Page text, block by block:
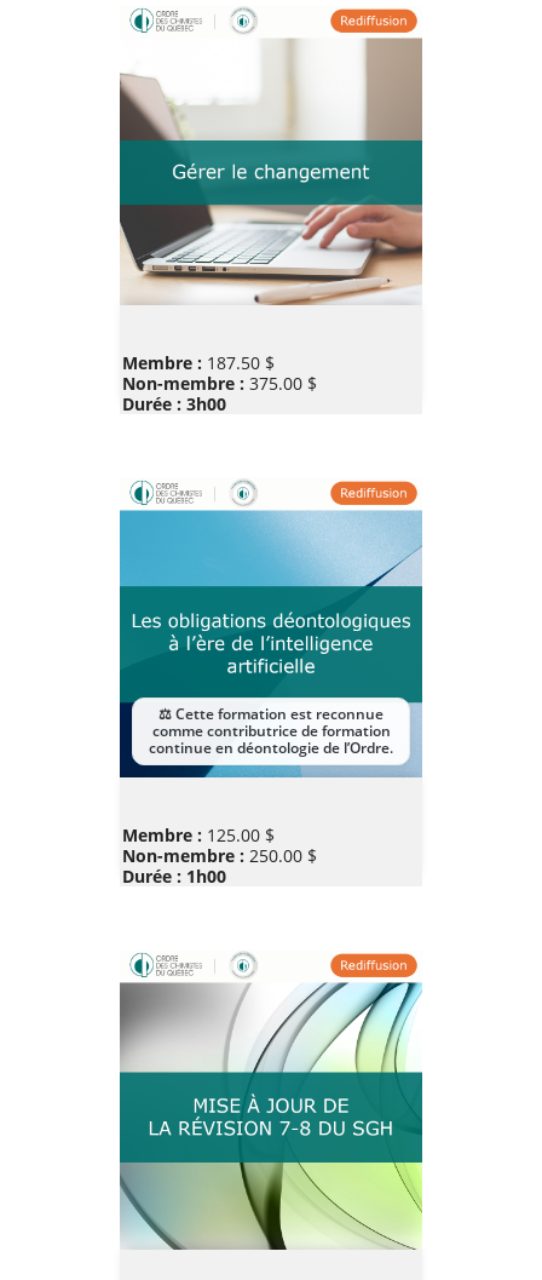
Prix
Membre : 187.50 $
Non-membre : 375.00 $
Durée : 3h00
Prix
Membre : 125.00 $
Non-membre : 250.00 $
Durée : 1h00